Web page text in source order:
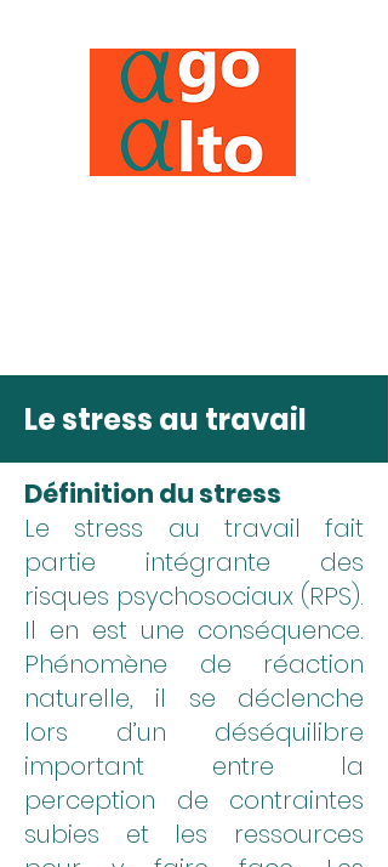
Le stress au travail
Définition du stress
Le stress au travail fait
partie intégrante des
risques psychosociaux (RPS).
Il en est une conséquence.
Phénomène de réaction
naturelle, il se déclenche
lors d’un déséquilibre
important entre la
perception de contraintes
subies et les ressources